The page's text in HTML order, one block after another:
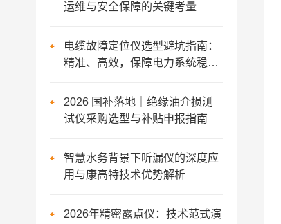
运维与安全保障的关键考量
电缆故障定位仪选型避坑指南：
精准、高效，保障电力系统稳定
2026 国补落地｜绝缘油介损测
试仪采购选型与补贴申报指南
智慧水务背景下听漏仪的深度应
用与康高特技术优势解析
2026年精密露点仪：技术范式演